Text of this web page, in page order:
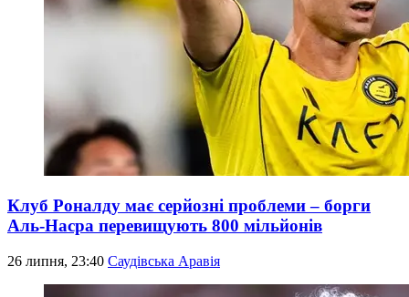
Клуб Роналду має серйозні проблеми – борги
Аль-Насра перевищують 800 мільйонів
26 липня, 23:40 Саудівська Аравія